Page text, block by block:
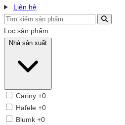
Liên hệ
Lọc sản phẩm
Nhà sản xuất
Cariny +0
Hafele +0
Blumk +0